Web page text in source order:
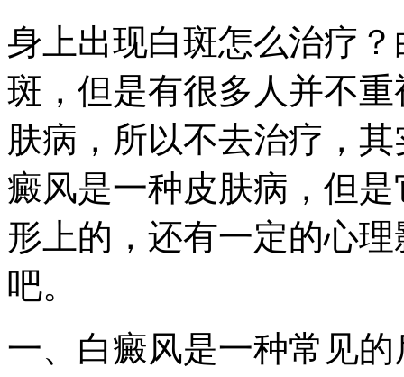
身上出现白斑怎么治疗
斑，但是有很多人并不
肤病，所以不去治疗，
癜风是一种皮肤病，但
形上的，还有一定的心
吧。
一、白癜风是一种常见